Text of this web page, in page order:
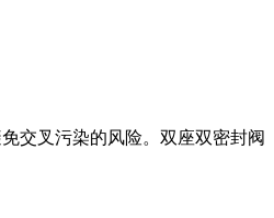
交叉污染的风险。双座双密封阀